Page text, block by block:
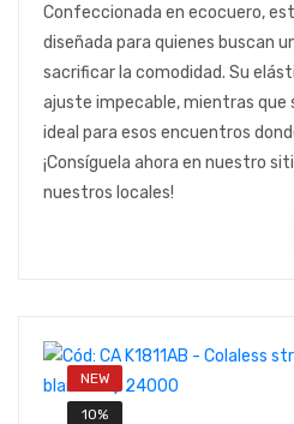
Confeccionada en ecocuero,
diseñada para quienes buscan
sacrificar la comodidad. Su
ajuste impecable, mientras que
ideal para esos encuentros
¡Consíguela ahora en nuestro
nuestros locales!
NEW
10%